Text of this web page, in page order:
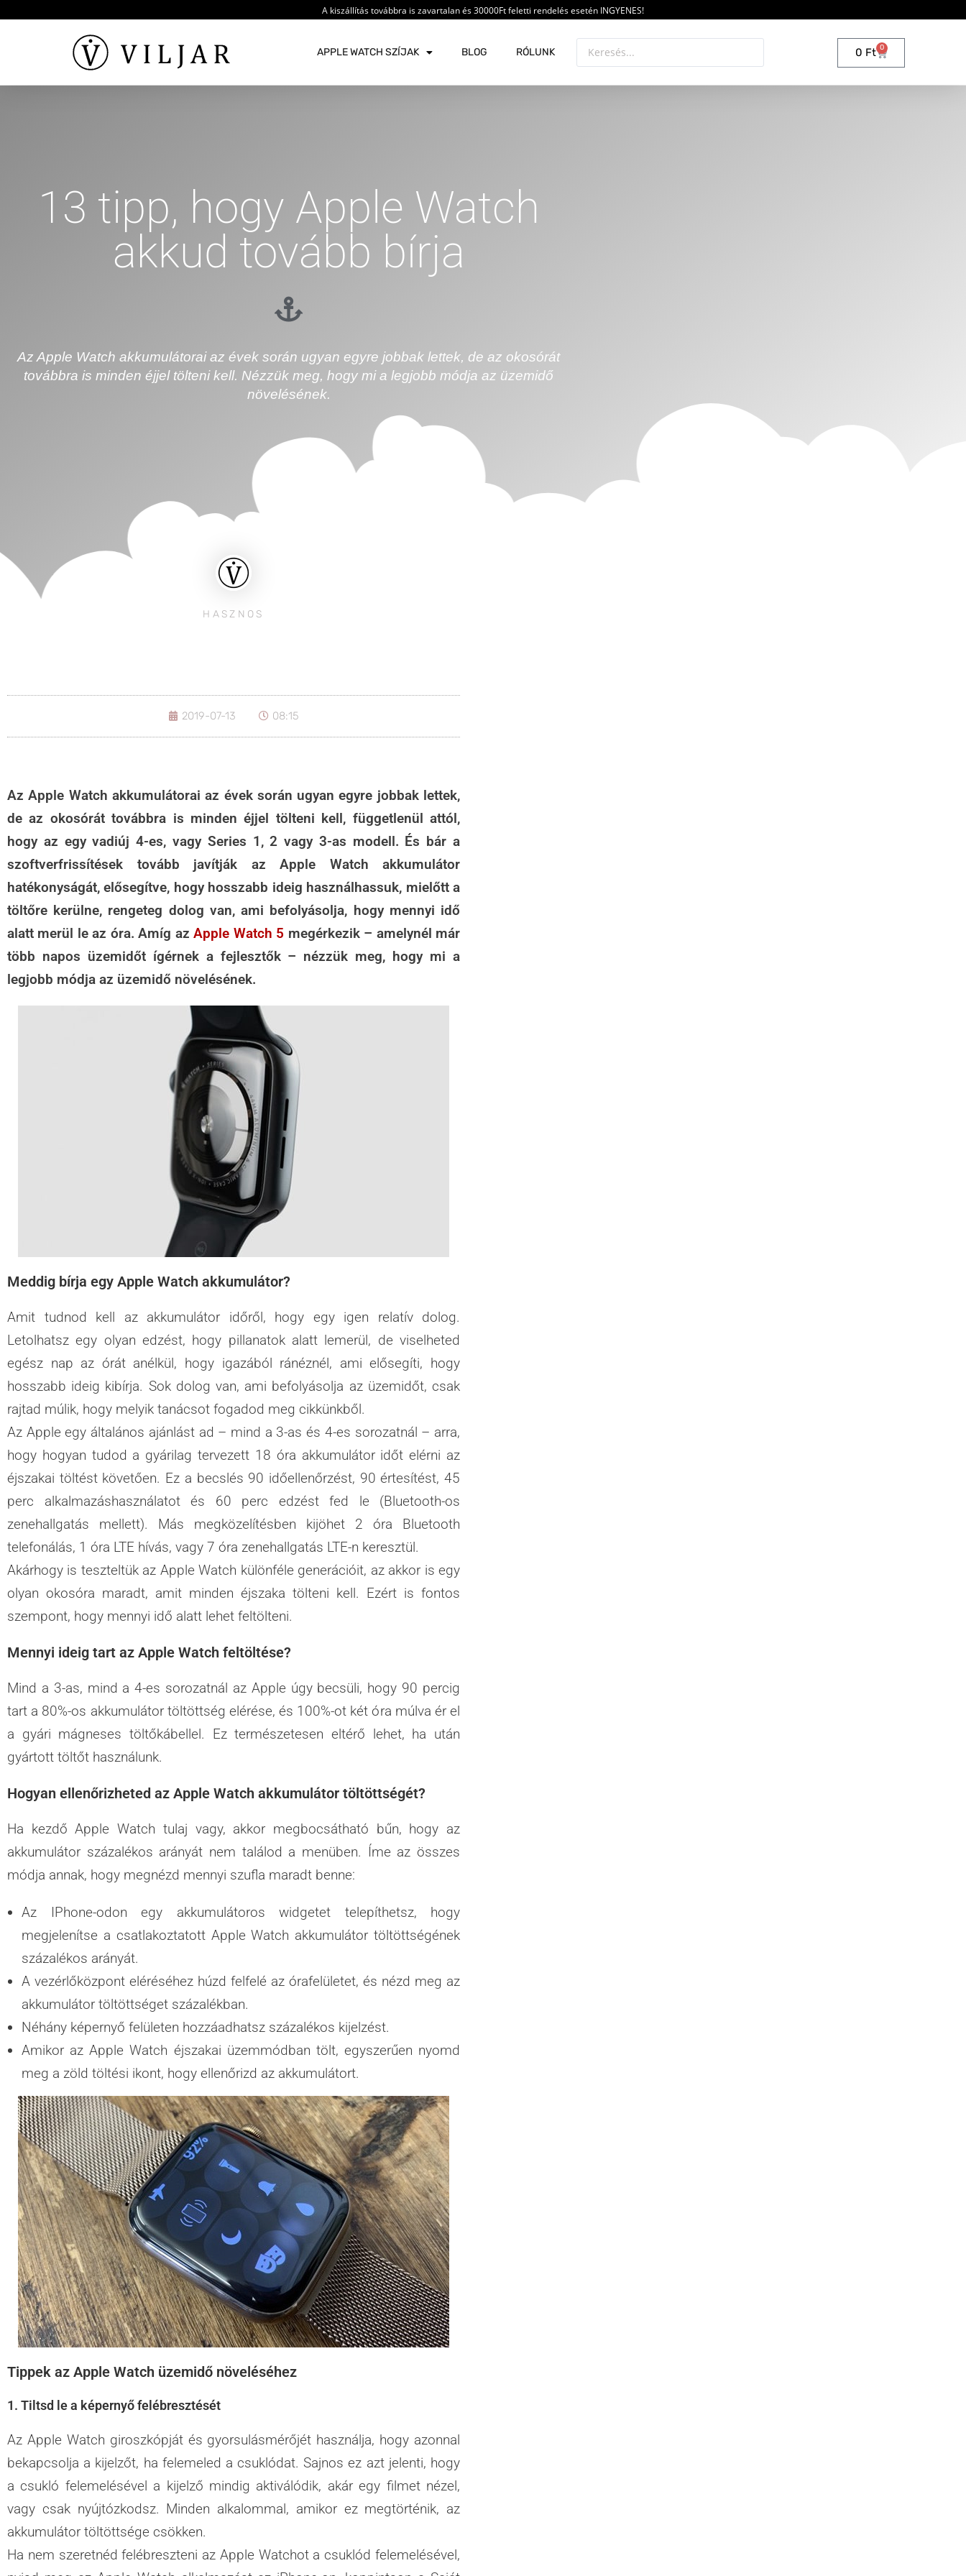
A kiszállítás továbbra is zavartalan és 30000Ft feletti rendelés esetén INGYENES!
APPLE WATCH SZÍJAK BLOG RÓLUNK 0 Ft 0
13 tipp, hogy Apple Watch
akkud tovább bírja
Az Apple Watch akkumulátorai az évek során ugyan egyre jobbak lettek, de az okosórát
továbbra is minden éjjel tölteni kell. Nézzük meg, hogy mi a legjobb módja az üzemidő
növelésének.
HASZNOS
2019-07-13 08:15
Az Apple Watch akkumulátorai az évek során ugyan egyre jobbak lettek,
de az okosórát továbbra is minden éjjel tölteni kell, függetlenül attól,
hogy az egy vadiúj 4-es, vagy Series 1, 2 vagy 3-as modell. És bár a
szoftverfrissítések tovább javítják az Apple Watch akkumulátor
hatékonyságát, elősegítve, hogy hosszabb ideig használhassuk, mielőtt a
töltőre kerülne, rengeteg dolog van, ami befolyásolja, hogy mennyi idő
alatt merül le az óra. Amíg azApple Watch 5 megérkezik – amelynél már
több napos üzemidőt ígérnek a fejlesztők – nézzük meg, hogy mi a
legjobb módja az üzemidő növelésének.
Meddig bírja egy Apple Watch akkumulátor?
Amit tudnod kell az akkumulátor időről, hogy egy igen relatív dolog.
Letolhatsz egy olyan edzést, hogy pillanatok alatt lemerül, de viselheted
egész nap az órát anélkül, hogy igazából ránéznél, ami elősegíti, hogy
hosszabb ideig kibírja. Sok dolog van, ami befolyásolja az üzemidőt, csak
rajtad múlik, hogy melyik tanácsot fogadod meg cikkünkből.
Az Apple egy általános ajánlást ad – mind a 3-as és 4-es sorozatnál – arra,
hogy hogyan tudod a gyárilag tervezett 18 óra akkumulátor időt elérni az
éjszakai töltést követően. Ez a becslés 90 időellenőrzést, 90 értesítést, 45
perc alkalmazáshasználatot és 60 perc edzést fed le (Bluetooth-os
zenehallgatás mellett). Más megközelítésben kijöhet 2 óra Bluetooth
telefonálás, 1 óra LTE hívás, vagy 7 óra zenehallgatás LTE-n keresztül.
Akárhogy is teszteltük az Apple Watch különféle generációit, az akkor is egy
olyan okosóra maradt, amit minden éjszaka tölteni kell. Ezért is fontos
szempont, hogy mennyi idő alatt lehet feltölteni.
Mennyi ideig tart az Apple Watch feltöltése?
Mind a 3-as, mind a 4-es sorozatnál az Apple úgy becsüli, hogy 90 percig
tart a 80%-os akkumulátor töltöttség elérése, és 100%-ot két óra múlva ér el
a gyári mágneses töltőkábellel. Ez természetesen eltérő lehet, ha után
gyártott töltőt használunk.
Hogyan ellenőrizheted az Apple Watch akkumulátor töltöttségét?
Ha kezdő Apple Watch tulaj vagy, akkor megbocsátható bűn, hogy az
akkumulátor százalékos arányát nem találod a menüben. Íme az összes
módja annak, hogy megnézd mennyi szufla maradt benne:
Az IPhone-odon egy akkumulátoros widgetet telepíthetsz, hogy
megjelenítse a csatlakoztatott Apple Watch akkumulátor töltöttségének
százalékos arányát.
A vezérlőközpont eléréséhez húzd felfelé az órafelületet, és nézd meg az
akkumulátor töltöttséget százalékban.
Néhány képernyő felületen hozzáadhatsz százalékos kijelzést.
Amikor az Apple Watch éjszakai üzemmódban tölt, egyszerűen nyomd
meg a zöld töltési ikont, hogy ellenőrizd az akkumulátort.
Tippek az Apple Watch üzemidő növeléséhez
1. Tiltsd le a képernyő felébresztését
Az Apple Watch giroszkópját és gyorsulásmérőjét használja, hogy azonnal
bekapcsolja a kijelzőt, ha felemeled a csuklódat. Sajnos ez azt jelenti, hogy
a csukló felemelésével a kijelző mindig aktiválódik, akár egy filmet nézel,
vagy csak nyújtózkodsz. Minden alkalommal, amikor ez megtörténik, az
akkumulátor töltöttsége csökken.
Ha nem szeretnéd felébreszteni az Apple Watchot a csuklód felemelésével,